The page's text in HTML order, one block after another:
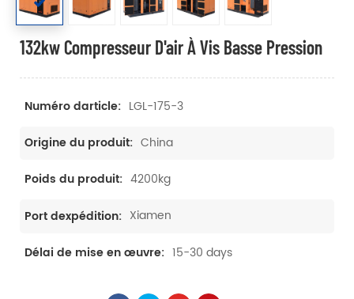
132kw Compresseur D'air À Vis Basse Pression
Numéro darticle: LGL-175-3
Origine du produit: China
Poids du produit: 4200kg
Port dexpédition: Xiamen
Délai de mise en œuvre: 15-30 days